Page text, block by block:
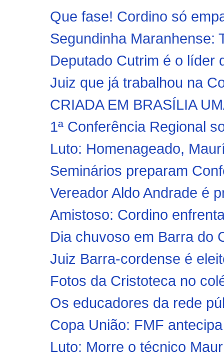
Que fase! Cordino só
Segundinha Maranhense:
Deputado Cutrim é o líder
Juiz que já trabalhou na
CRIADA EM BRASÍLIA
1ª Conferência Regional
Luto: Homenageado,
Seminários preparam
Vereador Aldo Andrade é
Amistoso: Cordino
Dia chuvoso em Barra do
Juiz Barra-cordense é
Fotos da Cristoteca no
Os educadores da rede
Copa União: FMF
Luto: Morre o técnico